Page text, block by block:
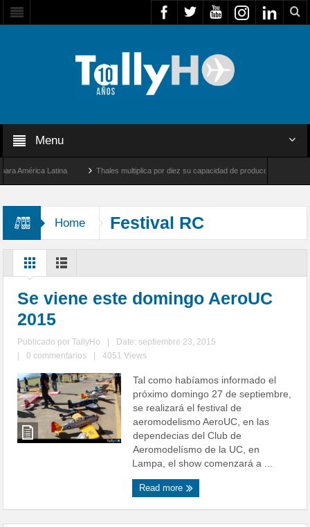
Menu
Latina Thales multiplica por diez su capacidad de producción de radares
Home Festival RC
Se viene este domingo AeroUC
2015
Publicado porTallyHo
Date: septiembre 23, 2015
0 commentarios 4051 Views
Tal como habíamos informado el
próximo domingo 27 de septiembre,
se realizará el festival de
aeromodelismo AeroUC, en las
dependecias del Club de
Aeromodelísmo de la UC, en
Lampa, el show comenzará a ...
Read more